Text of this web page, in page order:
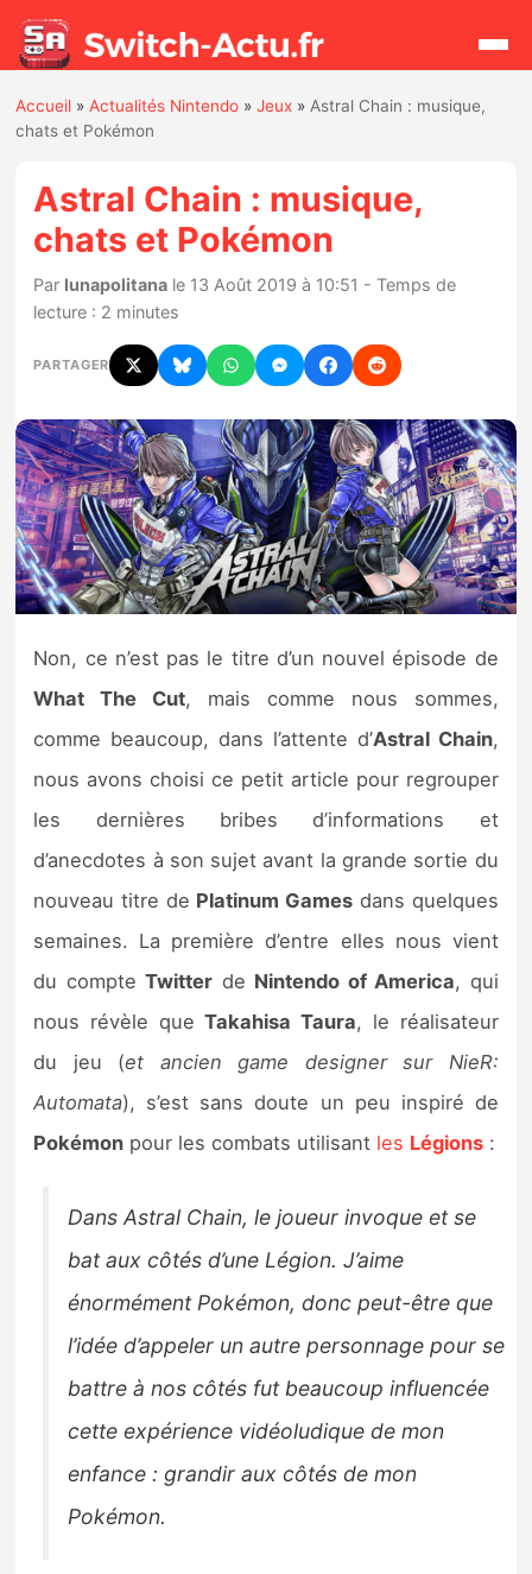
Actualités
Jeux
Hardware
Chiffres de ventes
Rumeurs
Nintendo Direct
Tests et previews
Tests de jeux
Tests d’accessoires
Autres tests
Previews
Précommandes
Précommandes jeux Switch 2
Sorties de jeux
Bons plans
Guides
Accueil »Actualités Nintendo »Jeux »Astral Chain : musique,
chats et Pokémon
Astral Chain : musique,
chats et Pokémon
Par lunapolitana le 13 Août 2019 à 10:51 - Temps de
lecture : 2 minutes
PARTAGER
Non, ce n’est pas le titre d’un nouvel épisode de
What The Cut, mais comme nous sommes,
comme beaucoup, dans l’attente d’Astral Chain,
nous avons choisi ce petit article pour regrouper
les dernières bribes d’informations et
d’anecdotes à son sujet avant la grande sortie du
nouveau titre de Platinum Gamesdans quelques
semaines. La première d’entre elles nous vient
du compteTwitter de Nintendo of America, qui
nous révèle queTakahisa Taura, le réalisateur
du jeu (et ancien game designer sur NieR:
Automata), s’est sans doute un peu inspiré de
Pokémon pour les combats utilisant les Légions :
Dans Astral Chain, le joueur invoque et se
bat aux côtés d’une Légion. J’aime
énormément Pokémon, donc peut-être que
l’idée d’appeler un autre personnage pour se
battre à nos côtés fut beaucoup influencée
cette expérience vidéoludique de mon
enfance : grandir aux côtés de mon
Pokémon.